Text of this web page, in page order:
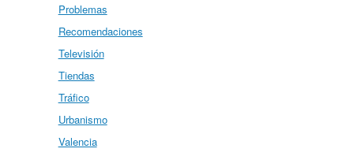
Problemas
Recomendaciones
Televisión
Tiendas
Tráfico
Urbanismo
Valencia